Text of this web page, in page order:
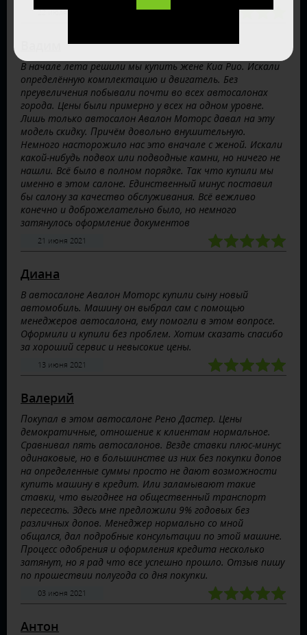
22 июля 2021
В начале лета решили мы купить жене Киа Рио. Искали
определённую комплектацию и двигатель. Без
преувеличения побывали почти во всех автосалонах
города. Цены были примерно у всех на одном уровне.
Лишь только автосалон Авалон Моторс давал на эту
модель скидку. Причём довольно внушительную.
Немного насторожило нас это вначале с женой. Искали
какой-нибудь подвох или подводные камни, но ничего не
нашли. Всё было в полном порядке. Так что купили мы
именно в этом салоне. Единственный минус поставил
бы салону за качество обслуживания. Всё вежливо
конечно и доброжелательно было, но немного
затянулось оформление документов
21 июня 2021
Диана
В автосалоне Авалон Моторс купили сыну новый
автомобиль. Машину он выбрал сам с помощью
менеджеров автосалона, ему помогли в этом вопросе.
Оформили и купили без проблем. Хотим сказать спасибо
за хороший сервис и невысокие цены.
13 июня 2021
Валерий
Покупал в этом автосалоне Рено Дастер. Цены
демократичные, отношение к клиентам нормальное.
Сравнивал пять автосалонов. Везде ставки плюс-минус
одинаковые, но в большинстве из них без покупки допов
на определенные суммы просто не дают возможности
купить машину в кредит. Или заламывают такие
ставки, что выгоднее на общественный транспорт
пересесть. Здесь мне предложили 9% годовых без
различных допов. Менеджер нормально со мной
общался, дал подробные консультации по этой машине.
Процесс одобрения и оформления кредита несколько
затянут, но я рад что все успешно прошло. Отзыв пишу
по прошествии полугода со дня покупки.
03 июня 2021
Антон